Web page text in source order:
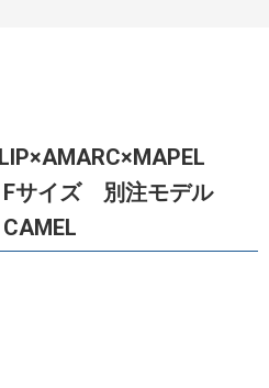
サイズ 別注モデル